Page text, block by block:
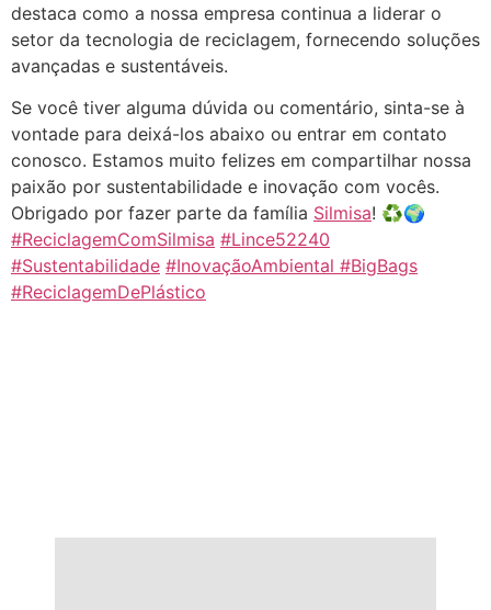
destaca como a nossa empresa continua a liderar o
setor da tecnologia de reciclagem, fornecendo soluções
avançadas e sustentáveis.
Se você tiver alguma dúvida ou comentário, sinta-se à
vontade para deixá-los abaixo ou entrar em contato
conosco. Estamos muito felizes em compartilhar nossa
paixão por sustentabilidade e inovação com vocês.
Obrigado por fazer parte da família Silmisa! ♻️🌍
#ReciclagemComSilmisa #Lince52240
#Sustentabilidade #InovaçãoAmbiental #BigBags
#ReciclagemDePlástico